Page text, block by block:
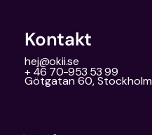
Kontakt
hej@okii.se
+ 46 70-953 53 99
Götgatan 60, Stockholm